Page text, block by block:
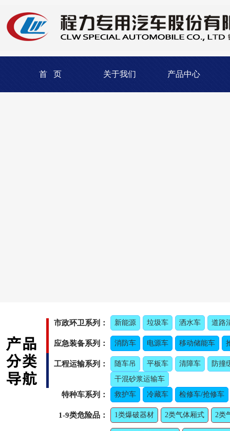
首 页 关于我们 产品中心
市政环卫系列： 新能源 垃圾车 洒水车 道路
应急装备系列： 消防车 电源车 移动储能车
工程运输系列： 随车吊 平板车 清障车
防撞
干混砂浆运输车
特种车系列： 救护车 冷藏车 检修车/抢修车
1-9类危险品： 1类爆破器材 2类气体厢式 2类